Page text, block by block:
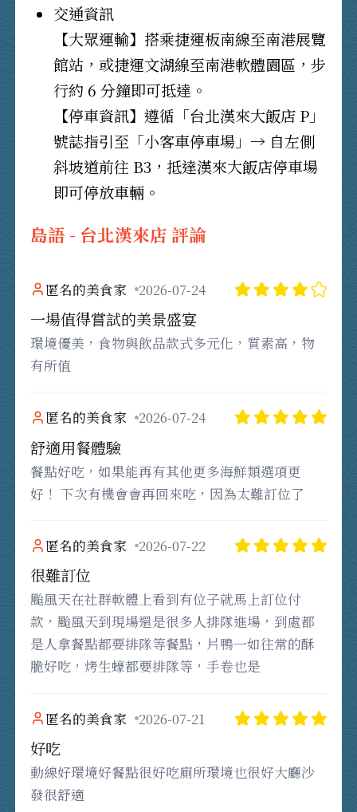
交通資訊
【大眾運輸】搭乘捷運板南線至南港展覽
館站，或捷運文湖線至南港軟體園區，步
行約 6 分鐘即可抵達。
【停車資訊】遵循「台北漢來大飯店 P」
號誌指引至「小客車停車場」→ 自左側
斜坡道前往 B3，抵達漢來大飯店停車場
即可停放車輛。
島語 - 台北漢來店 評論
匿名的美食家 2026-07-24
一場值得嘗試的美景盛宴
環境優美，食物與飲品款式多元化，質素高，物
有所值
匿名的美食家 2026-07-24
舒適用餐體驗
餐點好吃，如果能再有其他更多海鮮類選項更
好！ 下次有機會會再回來吃，因為太難訂位了
匿名的美食家 2026-07-22
很難訂位
颱風天在社群軟體上看到有位子就馬上訂位付
款，颱風天到現場還是很多人排隊進場，到處都
是人拿餐點都要排隊等餐點，片鴨一如往常的酥
脆好吃，烤生蠔都要排隊等，手卷也是
匿名的美食家 2026-07-21
好吃
動線好環境好餐點很好吃廁所環境也很好大廳沙
發很舒適